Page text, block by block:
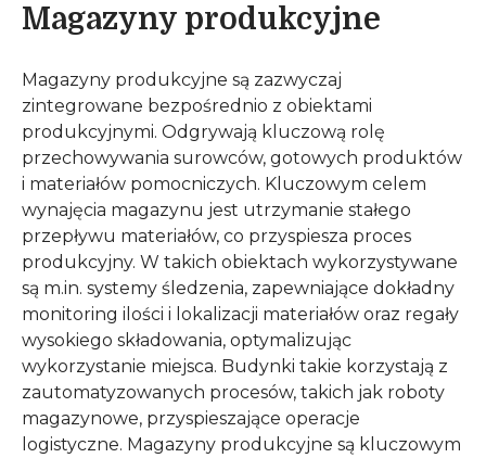
Magazyny produkcyjne
Magazyny produkcyjne są zazwyczaj
zintegrowane bezpośrednio z obiektami
produkcyjnymi. Odgrywają kluczową rolę
przechowywania surowców, gotowych produktów
i materiałów pomocniczych. Kluczowym celem
wynajęcia magazynu jest utrzymanie stałego
przepływu materiałów, co przyspiesza proces
produkcyjny. W takich obiektach wykorzystywane
są m.in. systemy śledzenia, zapewniające dokładny
monitoring ilości i lokalizacji materiałów oraz regały
wysokiego składowania, optymalizując
wykorzystanie miejsca. Budynki takie korzystają z
zautomatyzowanych procesów, takich jak roboty
magazynowe, przyspieszające operacje
logistyczne. Magazyny produkcyjne są kluczowym